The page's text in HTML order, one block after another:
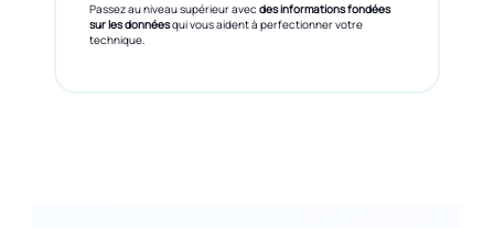
Passez au niveau supérieur avec des informations fondées
sur les donnéesqui vous aident à perfectionner votre
technique.